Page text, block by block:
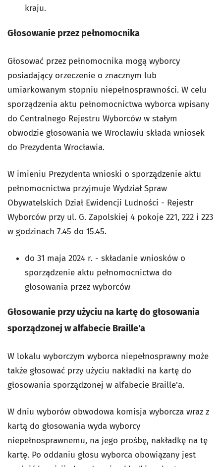
kraju.
Głosowanie przez pełnomocnika
Głosować przez pełnomocnika mogą wyborcy
posiadający orzeczenie o znacznym lub
umiarkowanym stopniu niepełnosprawności. W celu
sporządzenia aktu pełnomocnictwa wyborca wpisany
do Centralnego Rejestru Wyborców w stałym
obwodzie głosowania we Wrocławiu składa wniosek
do Prezydenta Wrocławia.
W imieniu Prezydenta wnioski o sporządzenie aktu
pełnomocnictwa przyjmuje Wydział Spraw
Obywatelskich Dział Ewidencji Ludności - Rejestr
Wyborców przy ul. G. Zapolskiej 4 pokoje 221, 222 i 223
w godzinach 7.45 do 15.45.
do 31 maja 2024 r. - składanie wniosków o
sporządzenie aktu pełnomocnictwa do
głosowania przez wyborców
Głosowanie przy użyciu na kartę do głosowania
sporządzonej w alfabecie Braille'a
W lokalu wyborczym wyborca niepełnosprawny może
także głosować przy użyciu nakładki na kartę do
głosowania sporządzonej w alfabecie Braille'a.
W dniu wyborów obwodowa komisja wyborcza wraz z
kartą do głosowania wyda wyborcy
niepełnosprawnemu, na jego prośbę, nakładkę na tę
kartę. Po oddaniu głosu wyborca obowiązany jest